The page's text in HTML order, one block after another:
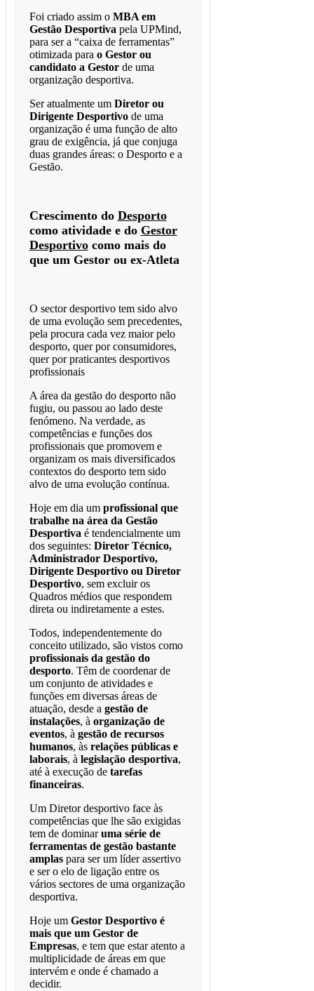
Foi criado assim o MBA em
Gestão Desportivapela UPMind,
para ser a “caixa de ferramentas”
otimizada para o Gestor ou
candidato a Gestorde uma
organização desportiva.
Ser atualmente um Diretor ou
Dirigente Desportivode uma
organização é uma função de alto
grau de exigência, já que conjuga
duas grandes áreas: o Desporto e a
Gestão.
Crescimento do Desporto
como atividade e do Gestor
Desportivocomo mais do
que um Gestor ou ex-Atleta
O sector desportivo tem sido alvo
de uma evolução sem precedentes,
pela procura cada vez maior pelo
desporto, quer por consumidores,
quer por praticantes desportivos
profissionais
A área da gestão do desporto não
fugiu, ou passou ao lado deste
fenómeno. Na verdade, as
competências e funções dos
profissionais que promovem e
organizam os mais diversificados
contextos do desporto tem sido
alvo de uma evolução contínua.
Hoje em dia um profissional que
trabalhe na área da Gestão
Desportivaé tendencialmente um
dos seguintes: Diretor Técnico,
Administrador Desportivo,
Dirigente Desportivo ou Diretor
Desportivo, sem excluir os
Quadros médios que respondem
direta ou indiretamente a estes.
Todos, independentemente do
conceito utilizado, são vistos como
profissionais da gestão do
desporto. Têm de coordenar de
um conjunto de atividades e
funções em diversas áreas de
atuação, desde a gestão de
instalações, à organização de
eventos, à gestão de recursos
humanos, às relações públicas e
laborais, à legislação desportiva,
até à execução de tarefas
financeiras.
Um Diretor desportivo face às
competências que lhe são exigidas
tem de dominaruma série de
ferramentas de gestão bastante
amplaspara ser um líder assertivo
e ser o elo de ligação entre os
vários sectores de uma organização
desportiva.
Hoje um Gestor Desportivo é
mais que um Gestor de
Empresas, e tem que estar atento a
multiplicidade de áreas em que
intervém e onde é chamado a
decidir.